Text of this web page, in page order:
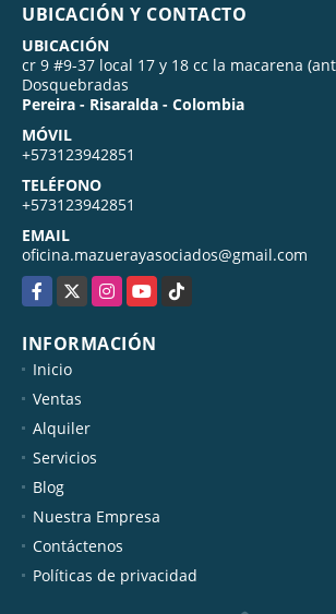
UBICACIÓN Y CONTACTO
UBICACIÓN
cr 9 #9-37 local 17 y 18 cc la macarena
Dosquebradas
Pereira - Risaralda - Colombia
MÓVIL
+573123942851
TELÉFONO
+573123942851
EMAIL
oficina.mazuerayasociados@gmail.com
Facebook
X InstagramYouTubeTikTok
INFORMACIÓN
Inicio
Ventas
Alquiler
Servicios
Blog
Nuestra Empresa
Contáctenos
Políticas de privacidad